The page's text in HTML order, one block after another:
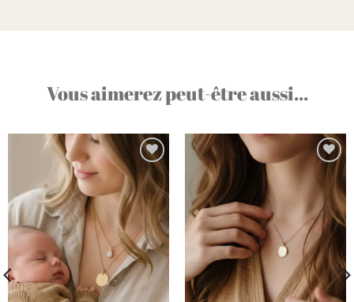
Vous aimerez peut-être aussi...
Ajouter
à la liste
d’envies
Ajouter
à la liste
d’envies